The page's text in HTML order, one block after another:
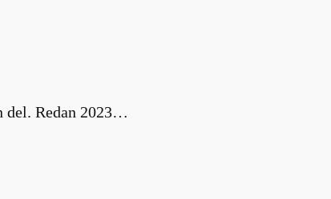
del. Redan 2023…